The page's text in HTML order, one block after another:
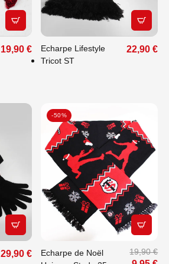
APERÇU RAPIDE
19,90 €
Echarpe Lifestyle
Tricot ST
22,90 €
APERÇU RAPIDE
29,90 €
-50%
Echarpe de Noël
19,90 €